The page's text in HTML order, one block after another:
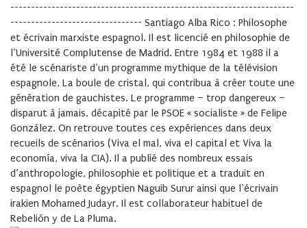
---------------------------------------------------------------------
-------------------------------- Santiago Alba Rico : Philosophe
et écrivain marxiste espagnol. Il est licencié en philosophie de
l’Université Complutense de Madrid. Entre 1984 et 1988 il a
été le scénariste d’un programme mythique de la télévision
espagnole, La boule de cristal, qui contribua à créer toute une
génération de gauchistes. Le programme – trop dangereux –
disparut à jamais, décapité par le PSOE « socialiste » de Felipe
González. On retrouve toutes ces expériences dans deux
recueils de scénarios (Viva el mal, viva el capital et Viva la
economía, viva la CIA). Il a publié des nombreux essais
d’anthropologie, philosophie et politique et a traduit en
espagnol le poète égyptien Naguib Surur ainsi que l’écrivain
irakien Mohamed Judayr. Il est collaborateur habituel de
Rebelión y de La Pluma.